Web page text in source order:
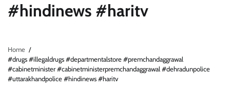
#hindinews #haritv
Home
#drugs #illegaldrugs #departmentalstore #premchandaggrawal
#cabinetminister #cabinetministerpremchandaggrawal #dehradunpolice
#uttarakhandpolice #hindinews #haritv